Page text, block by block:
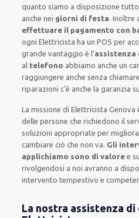
quanto siamo a disposizionetutto
anche nei giorni di festa.Inoltre
effettuare il pagamento con
ogni Elettricista haun POSper
grande vantaggio è l’assistenza
al telefono abbiamo anche un
raggiungere anche senza chiamare
riparazioni c’è anche lagaranzia
La missione di Elettricista Genova
delle persone cherichiedono il
soluzioni appropriate per
cambiare ciò che non va. Gli
applichiamo sono di valore e
rivolgendosi a noi avranno a
interventotempestivo e
La nostra assistenza di